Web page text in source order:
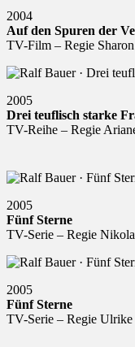
2004
Auf den Spuren der
TV-Film – Regie
2005
Drei teuflisch starke
TV-Reihe – Regie
2005
Fünf Sterne
TV-Serie – Regie
2005
Fünf Sterne
TV-Serie – Regie